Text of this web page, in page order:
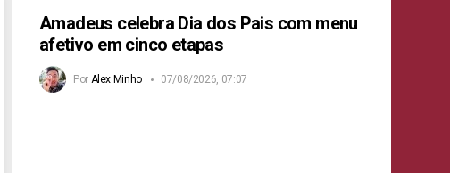
Amadeus celebra Dia dos Pais com menu
afetivo em cinco etapas
Por Alex Minho 07/08/2026, 07:07